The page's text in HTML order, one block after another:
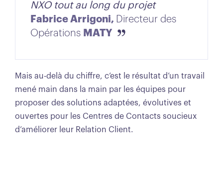
NXO tout au long du projet
Fabrice Arrigoni, Directeur des
Opérations MATY
Mais au-delà du chiffre, c’est le résultat d’un travail
mené main dans la main par les équipes pour
proposer des solutions adaptées, évolutives et
ouvertes pour les Centres de Contacts soucieux
d’améliorer leur Relation Client.